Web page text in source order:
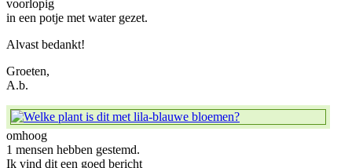
voorlopig
in een potje met water gezet.
Alvast bedankt!
Groeten,
A.b.
omhoog
1 mensen hebben gestemd.
Ik vind dit een goed bericht